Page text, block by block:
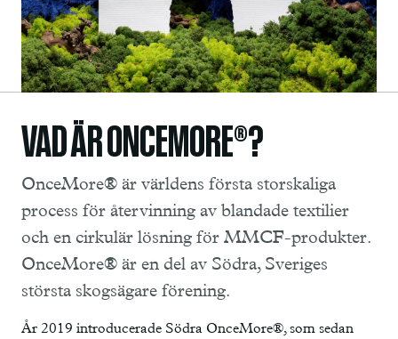
VAD ÄR ONCEMORE®?
OnceMore® är världens första storskaliga
process för återvinning av blandade textilier
och en cirkulär lösning för MMCF-produkter.
OnceMore® är en del av Södra, Sveriges
största skogsägare förening.
År 2019 introducerade Södra OnceMore®, som sedan